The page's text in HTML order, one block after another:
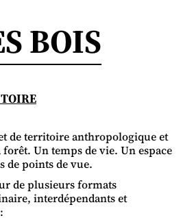
BOIS
de territoire anthropologique et
Un temps de vie. Un espace
de points de vue.
de plusieurs formats
interdépendants et